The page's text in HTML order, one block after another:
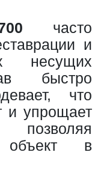
часто
и
несущих
быстро
что
и упрощает
позволяя
объект в